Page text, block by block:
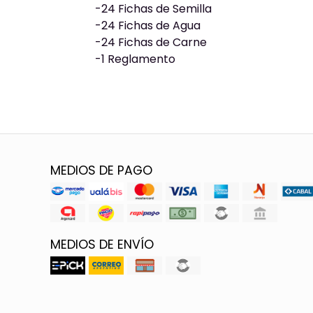
-24 Fichas de Semilla
-24 Fichas de Agua
-24 Fichas de Carne
-1 Reglamento
MEDIOS DE PAGO
MEDIOS DE ENVÍO